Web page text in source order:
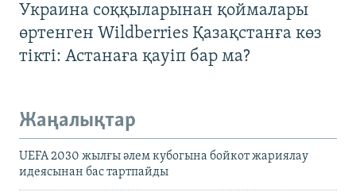
Украина соққыларынан қоймалары
өртенген Wildberries Қазақстанға көз
тікті: Астанаға қауіп бар ма?
Жаңалықтар
UEFA 2030 жылғы әлем кубогына бойкот жариялау
идеясынан бас тартпайды